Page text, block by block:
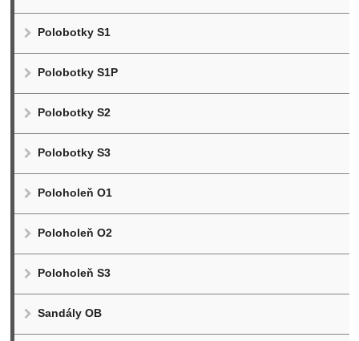
Polobotky S1
Polobotky S1P
Polobotky S2
Polobotky S3
Poloholeň O1
Poloholeň O2
Poloholeň S3
Sandály OB